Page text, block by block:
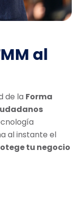
al
de la Forma
al instante el
tu negocio